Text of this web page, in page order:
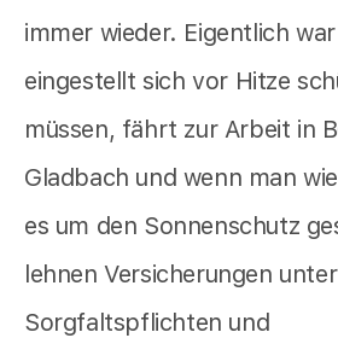
immer wieder. Eigentlich
eingestellt sich vor Hitze
müssen, fährt zur Arbeit in
Gladbach und wenn man
es um den Sonnenschutz
lehnen Versicherungen
Sorgfaltspflichten und